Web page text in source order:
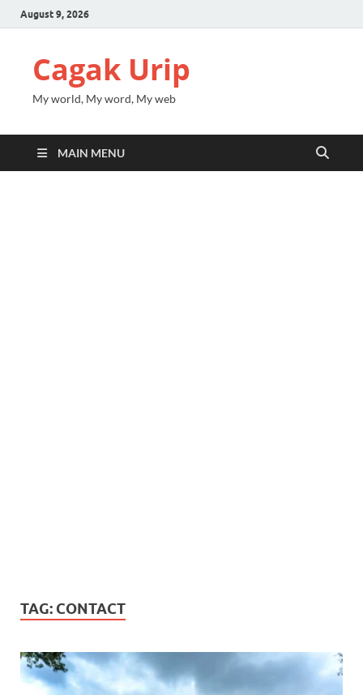
August 9, 2026
Cagak Urip
My world, My word, My web
MAIN MENU
TAG: CONTACT